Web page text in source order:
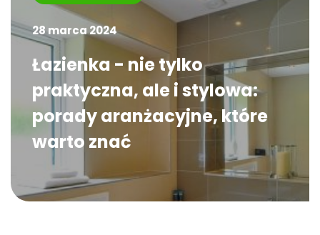
28 marca 2024
Łazienka - nie tylko
praktyczna, ale i stylowa:
porady aranżacyjne, które
warto znać